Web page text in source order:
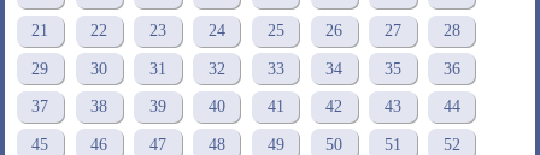
21 22 23 24 25 26 27 28
29 30 31 32 33 34 35 36
37 38 39 40 41 42 43 44
45 46 47 48 49 50 51 52